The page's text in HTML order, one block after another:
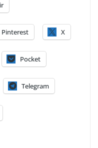
Pinterest X
Pocket
Telegram